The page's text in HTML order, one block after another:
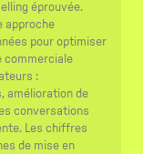
éprouvée.
approche
pour optimiser
commerciale
:
amélioration de
conversations
Les chiffres
de mise en